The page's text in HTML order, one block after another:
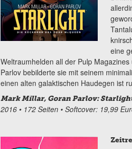
eine
Weltraumhelden all der Pulp
Parlov bebilderte sie mit seinem
einen alten galaktischen Haudegen ist
Mark Millar, Goran Parlov:
2016 • 172 Seiten • Softcover: 19,99